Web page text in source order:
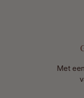
Met